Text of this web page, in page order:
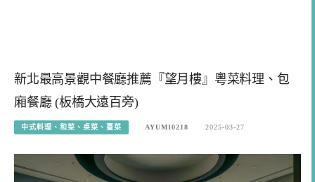
新北最高景觀中餐廳推薦『望月樓』粵菜料理、包
廂餐廳 (板橋大遠百旁)
中式料理、和菜、桌菜、臺菜 AYUMI0218 2025-03-27